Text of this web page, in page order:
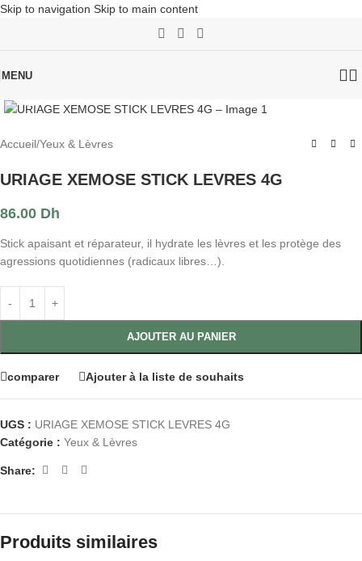
Skip to navigation Skip to main content
MENU
Accueil/Yeux & Lèvres
URIAGE XEMOSE STICK LEVRES 4G
86.00 Dh
Stick apaisant et réparateur, il hydrate les lèvres et les protège des
agressions quotidiennes (radicaux libres…).
AJOUTER AU PANIER
comparer Ajouter à la liste de souhaits
UGS : URIAGE XEMOSE STICK LEVRES 4G
Catégorie : Yeux & Lèvres
Share:
Produits similaires